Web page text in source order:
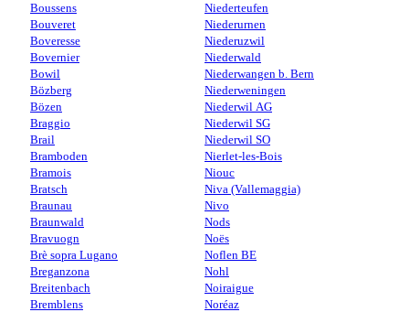
Boussens
Bouveret
Boveresse
Bovernier
Bowil
Bözberg
Bözen
Braggio
Brail
Bramboden
Bramois
Bratsch
Braunau
Braunwald
Bravuogn
Brè sopra Lugano
Breganzona
Breitenbach
Bremblens
Niederteufen
Niederurnen
Niederuzwil
Niederwald
Niederwangen b. Bern
Niederweningen
Niederwil AG
Niederwil SG
Niederwil SO
Nierlet-les-Bois
Niouc
Niva (Vallemaggia)
Nivo
Nods
Noës
Noflen BE
Nohl
Noiraigue
Noréaz